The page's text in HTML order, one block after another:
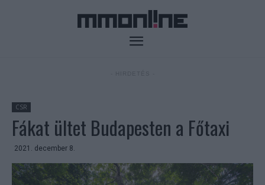
CSR
Fákat ültet Budapesten a Főtaxi
2021. december 8.